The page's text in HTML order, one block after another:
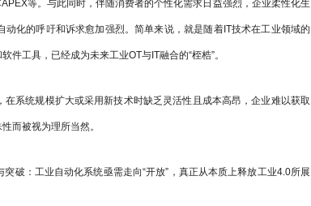
等。与此同时，伴随消费者的个性化需求日益强烈，企业柔性化生
化的呼吁和诉求愈加强烈。简单来说，就是随着IT技术在工业领域的
工具，已经成为未来工业OT与IT融合的“桎梏”。
系统规模扩大或采用新技术时缺乏灵活性且成本高昂，企业难以获取
而被视为理所当然。
破：工业自动化系统亟需走向“开放”，真正从本质上释放工业4.0所展